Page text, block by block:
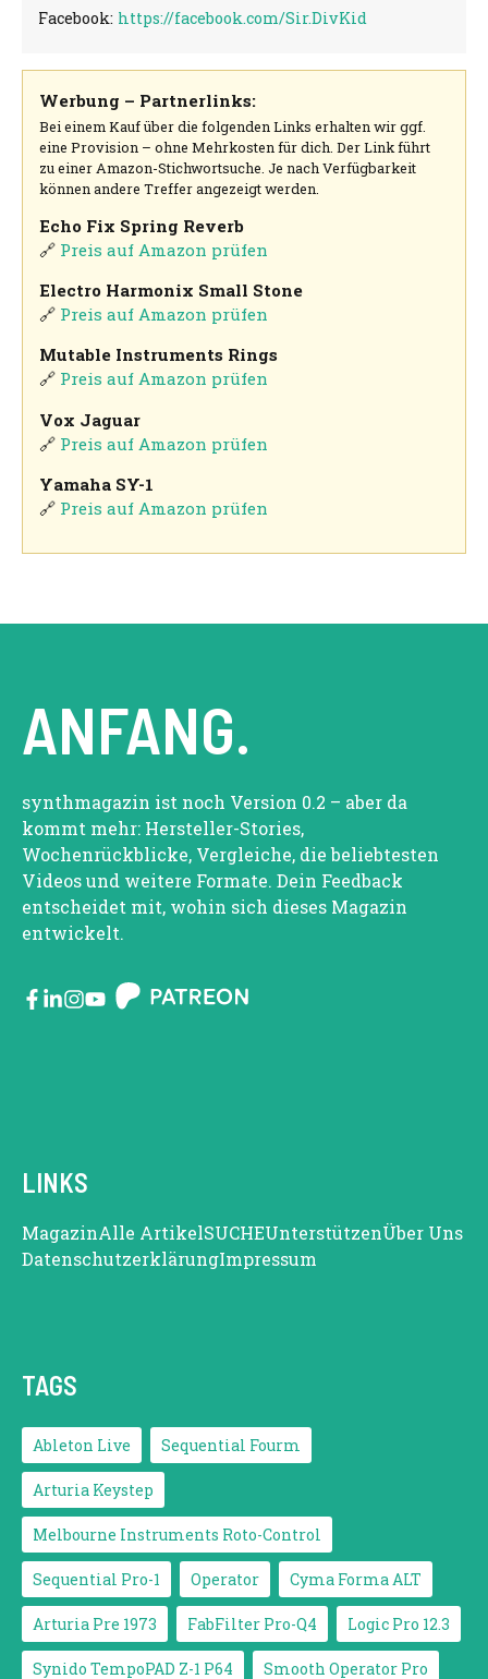
Facebook: https://facebook.com/Sir.DivKid
Werbung – Partnerlinks:
Bei einem Kauf über die folgenden Links erhalten wir ggf.
eine Provision – ohne Mehrkosten für dich. Der Link führt
zu einer Amazon-Stichwortsuche. Je nach Verfügbarkeit
können andere Treffer angezeigt werden.
Echo Fix Spring Reverb
🔗 Preis auf Amazon prüfen
Electro Harmonix Small Stone
🔗 Preis auf Amazon prüfen
Mutable Instruments Rings
🔗 Preis auf Amazon prüfen
Vox Jaguar
🔗 Preis auf Amazon prüfen
Yamaha SY-1
🔗 Preis auf Amazon prüfen
ANFANG.
synthmagazin ist noch Version 0.2 – aber da
kommt mehr: Hersteller-Stories,
Wochenrückblicke, Vergleiche, die beliebtesten
Videos und weitere Formate. Dein Feedback
entscheidet mit, wohin sich dieses Magazin
entwickelt.
LINKS
MagazinAlle ArtikelSUCHEUnterstützenÜber Uns
DatenschutzerklärungImpressum
TAGS
Ableton Live Sequential Fourm
Arturia Keystep
Melbourne Instruments Roto-Control
Sequential Pro-1 Operator Cyma Forma ALT
Arturia Pre 1973 FabFilter Pro-Q4 Logic Pro 12.3
Synido TempoPAD Z-1 P64 Smooth Operator Pro